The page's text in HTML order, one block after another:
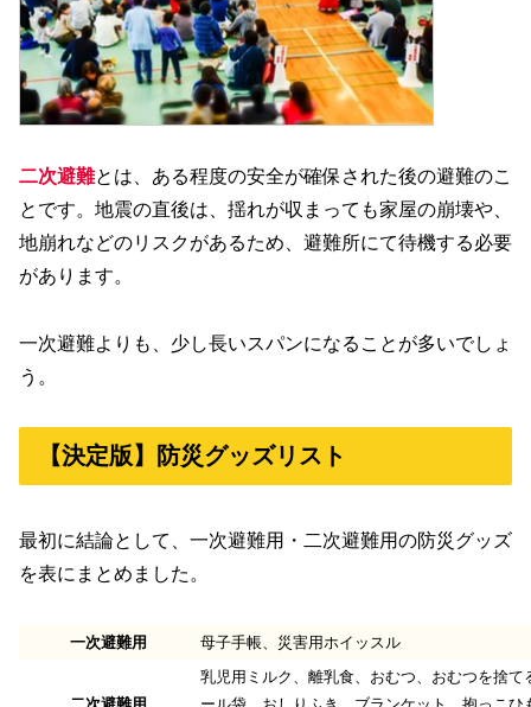
二次避難とは、ある程度の安全が確保された後の避難のこ
とです。地震の直後は、揺れが収まっても家屋の崩壊や、
地崩れなどのリスクがあるため、避難所にて待機する必要
があります。
一次避難よりも、少し長いスパンになることが多いでしょ
う。
【決定版】防災グッズリスト
最初に結論として、一次避難用・二次避難用の防災グッズ
を表にまとめました。
一次避難用 母子手帳、災害用ホイッスル
乳児用ミルク、離乳食、おむつ、おむつを捨て